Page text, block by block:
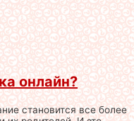
онлайн?
становится все более